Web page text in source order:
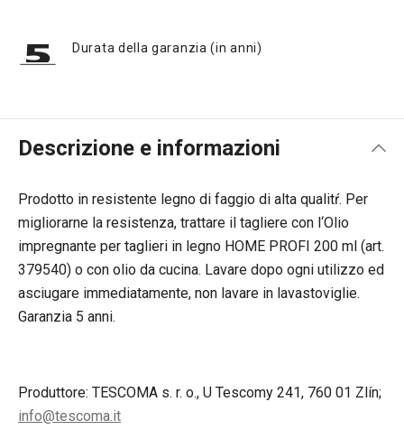
Durata della garanzia (in anni)
Descrizione e informazioni
Prodotto in resistente legno di faggio di alta qualitŕ. Per
migliorarne la resistenza, trattare il tagliere con l‘Olio
impregnante per taglieri in legno HOME PROFI 200 ml (art.
379540) o con olio da cucina. Lavare dopo ogni utilizzo ed
asciugare immediatamente, non lavare in lavastoviglie.
Garanzia 5 anni.
Produttore: TESCOMA s. r. o., U Tescomy 241, 760 01 Zlín;
info@tescoma.it